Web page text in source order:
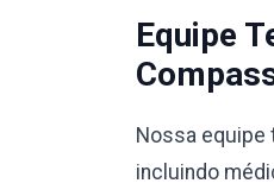
Equipe
Nossa
incluindo